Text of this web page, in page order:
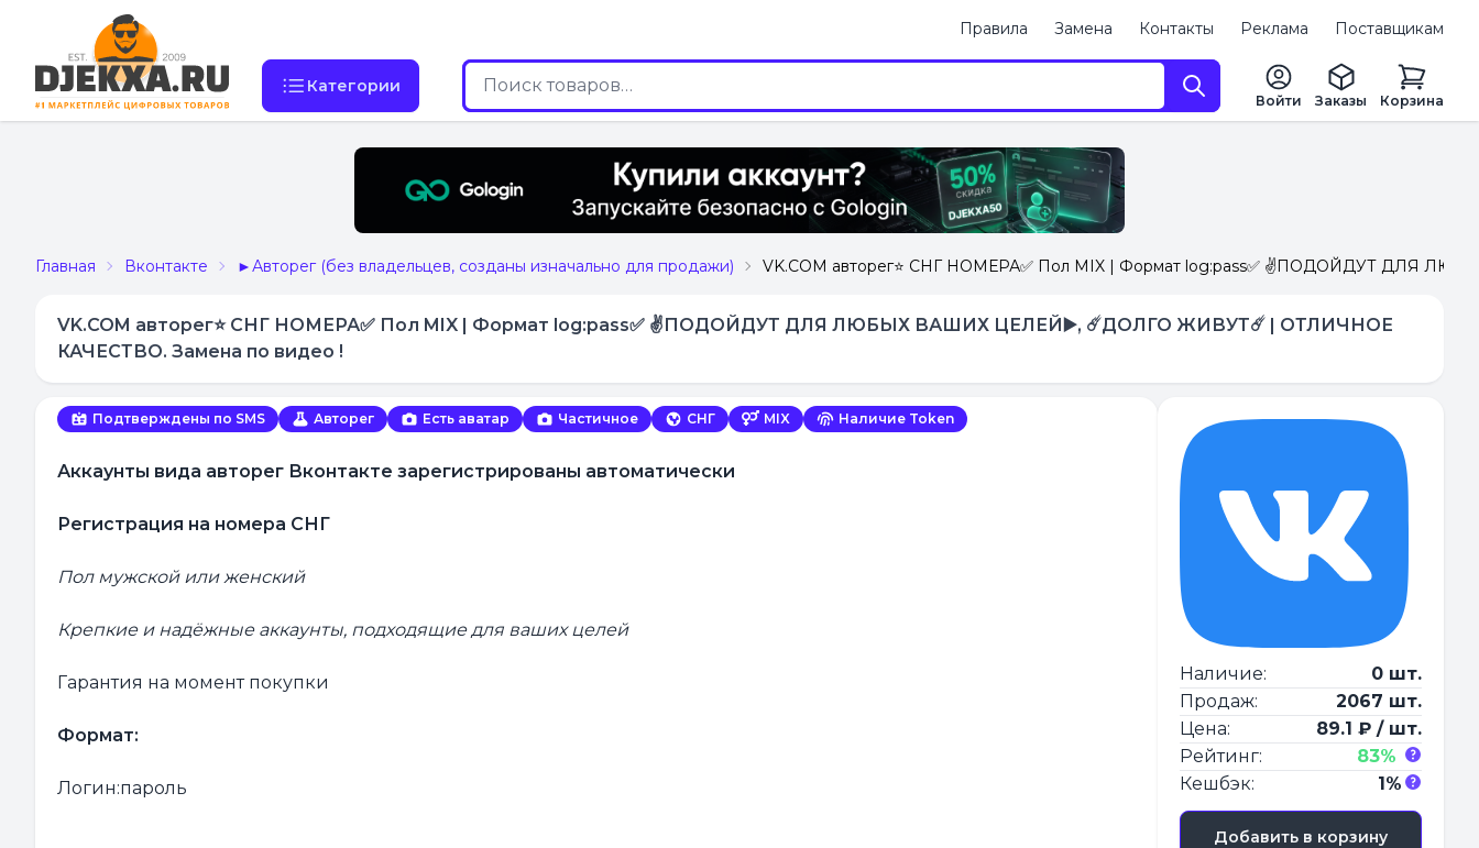
Правила Замена Контакты Реклама Поставщикам
Категории
Войти Заказы Корзина
Главная Вконтакте ►Авторег (без владельцев, созданы изначально для продажи) VK.COM авторег⭐️ СНГ НОМЕРА✅ Пол MIX | Формат log:pass✅ ✌️ПОДОЙДУТ
VK.COM авторег⭐️ СНГ НОМЕРА✅ Пол MIX | Формат log:pass✅ ✌️ПОДОЙДУТ ДЛЯ ЛЮБЫХ ВАШИХ ЦЕЛЕЙ▶️, ☄️ДОЛГО ЖИВУТ☄️ | ОТЛИЧНОЕ
КАЧЕСТВО. Замена по видео !
Подтверждены по SMS Авторег Есть аватар Частичное СНГ MIX Наличие Token
Аккаунты вида авторег Вконтакте зарегистрированы автоматически
Регистрация на номера СНГ
Пол мужской или женский
Крепкие и надёжные аккаунты, подходящие для ваших целей
Гарантия на момент покупки
Формат:
Логин:пароль
Наличие:
0 шт.
Продаж:
2067 шт.
Цена:
89.1 ₽ / шт.
Рейтинг:
83%
Кешбэк:
1%
Добавить в корзину